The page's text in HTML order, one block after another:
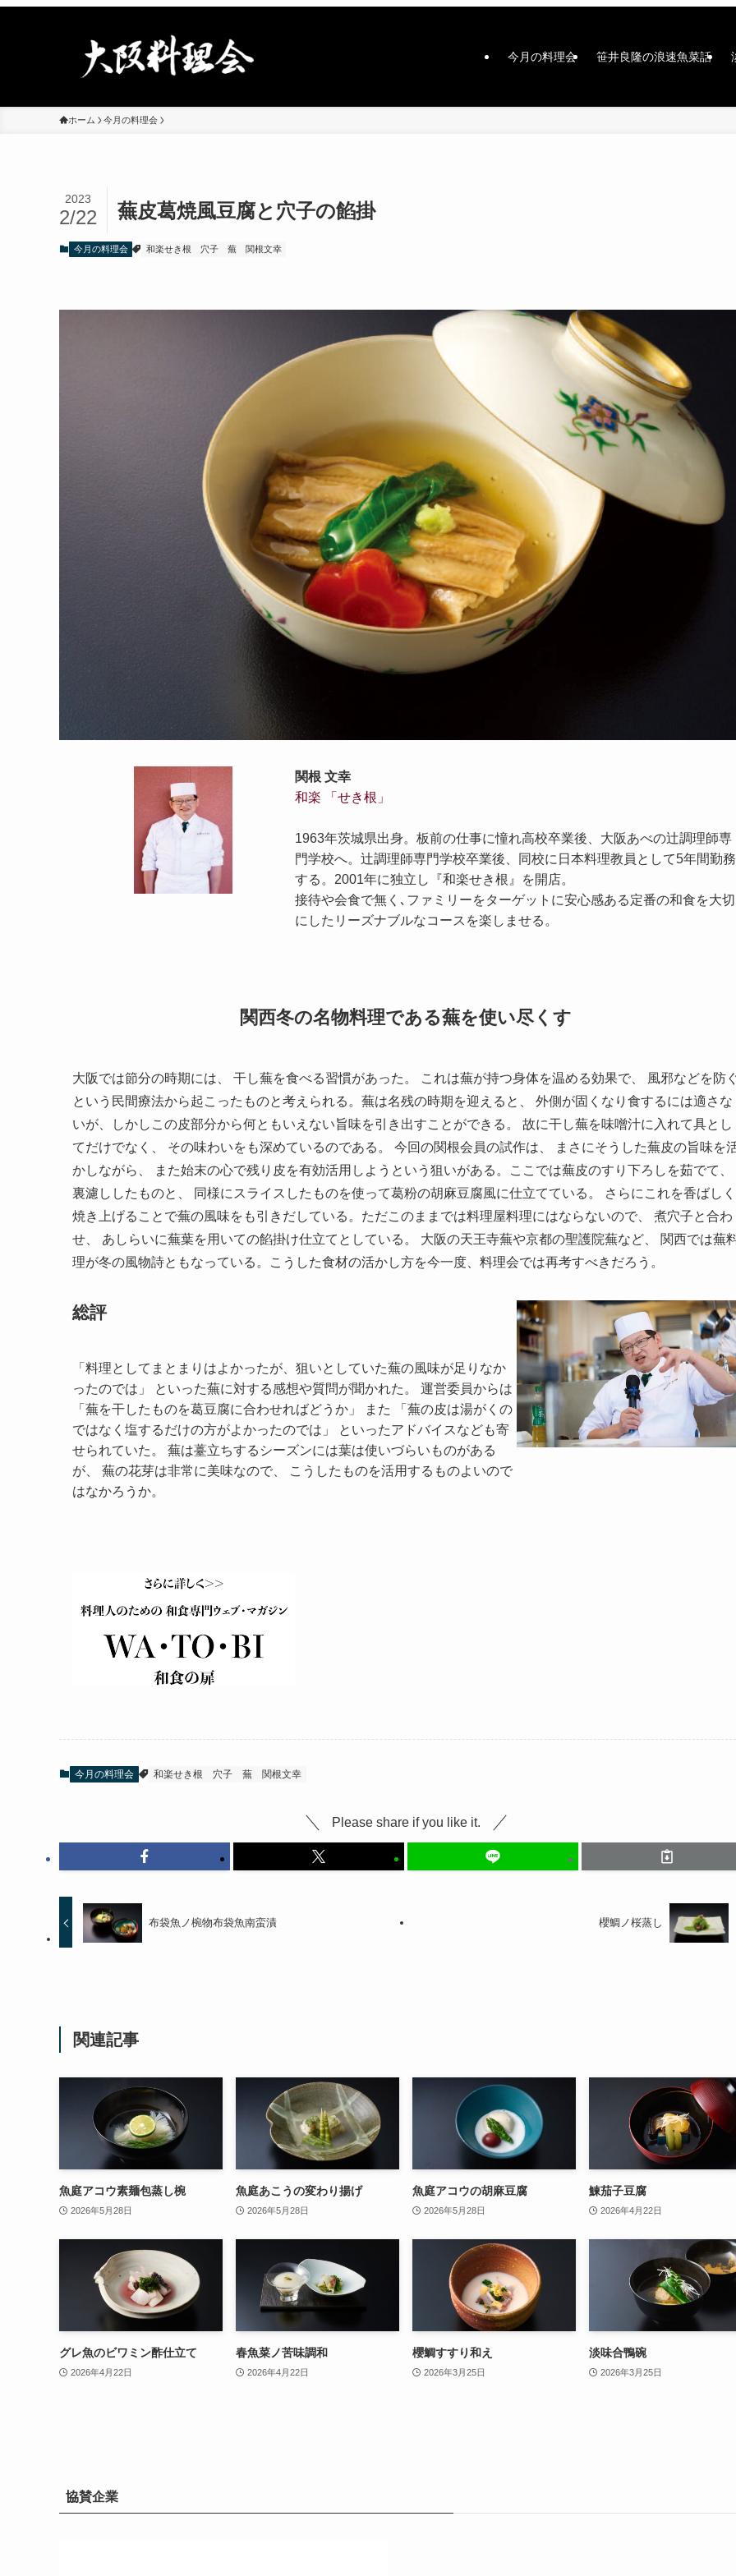
今月の料理会 笹井良隆の浪速魚菜話
ホーム 今月の料理会
蕪皮葛焼風豆腐と穴子の餡掛
2023
2/22
今月の料理会 和楽せき根 穴子 蕪 関根文幸
関根 文幸
和楽 「せき根」
1963年茨城県出身。板前の仕事に憧れ高校卒業後、大阪あべの辻調理師専
門学校へ。辻調理師専門学校卒業後、同校に日本料理教員として5年間勤務
する。2001年に独立し『和楽せき根』を開店。
接待や会食で無く､ファミリーをターゲットに安心感ある定番の和食を大切
にしたリーズナブルなコースを楽しませる。
関西冬の名物料理である蕪を使い尽くす
大阪では節分の時期には、 干し蕪を食べる習慣があった。 これは蕪が持つ身体を温める効果で、 風邪などを防
という民間療法から起こったものと考えられる。蕪は名残の時期を迎えると、 外側が固くなり食するには適さな
いが、しかしこの皮部分から何ともいえない旨味を引き出すことができる。 故に干し蕪を味噌汁に入れて具とし
てだけでなく、 その味わいをも深めているのである。 今回の関根会員の試作は、 まさにそうした蕪皮の旨味を
かしながら、 また始末の心で残り皮を有効活用しようという狙いがある。ここでは蕪皮のすり下ろしを茹でて、
裏濾ししたものと、 同様にスライスしたものを使って葛粉の胡麻豆腐風に仕立てている。 さらにこれを香ばしく
焼き上げることで蕪の風味をも引きだしている。ただこのままでは料理屋料理にはならないので、 煮穴子と合わ
せ、 あしらいに蕪葉を用いての餡掛け仕立てとしている。 大阪の天王寺蕪や京都の聖護院蕪など、 関西では蕪
理が冬の風物詩ともなっている。こうした食材の活かし方を今一度、料理会では再考すべきだろう。
総評
「料理としてまとまりはよかったが、狙いとしていた蕪の風味が足りなか
ったのでは」 といった蕪に対する感想や質問が聞かれた。 運営委員からは
「蕪を干したものを葛豆腐に合わせればどうか」 また 「蕪の皮は湯がくの
ではなく塩するだけの方がよかったのでは」 といったアドバイスなども寄
せられていた。 蕪は薹立ちするシーズンには葉は使いづらいものがある
が、 蕪の花芽は非常に美味なので、 こうしたものを活用するものよいので
はなかろうか。
今月の料理会 和楽せき根 穴子 蕪 関根文幸
Please share if you like it.
布袋魚ノ椀物布袋魚南蛮漬 櫻鯛ノ桜蒸し
関連記事
魚庭アコウ素麺包蒸し椀
2026年5月28日
魚庭あこうの変わり揚げ
2026年5月28日
魚庭アコウの胡麻豆腐
2026年5月28日
鰊茄子豆腐
2026年4月22日
グレ魚のビワミン酢仕立て
2026年4月22日
春魚菜ノ苦味調和
2026年4月22日
櫻鯛すすり和え
2026年3月25日
淡味合鴨碗
2026年3月25日
協賛企業